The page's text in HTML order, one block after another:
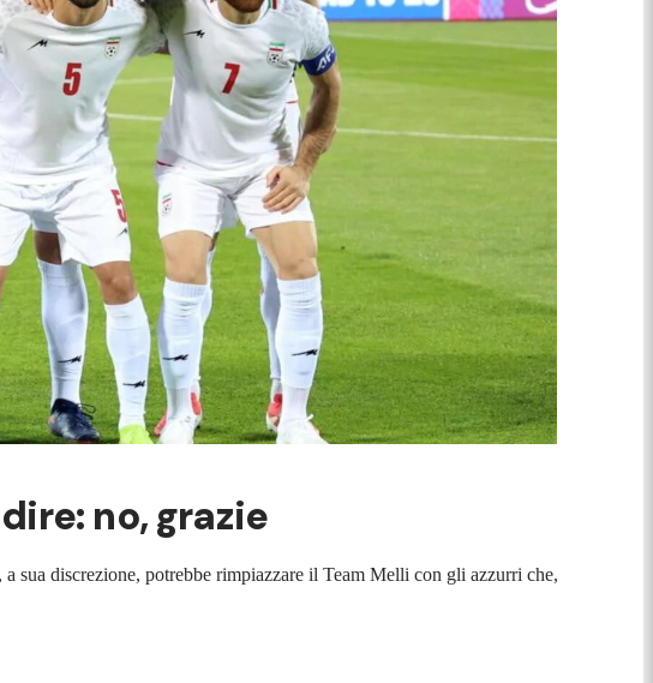
no, grazie
sua discrezione, potrebbe rimpiazzare il Team Melli con gli azzurri che,